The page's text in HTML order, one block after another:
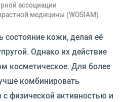
ассоциации
медицины (WOSIAM)
кожи, делая её
Однако их действие
косметическое. Для более
комбинировать
физической активностью и